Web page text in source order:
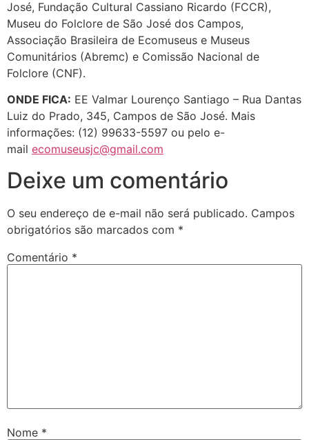
José, Fundação Cultural Cassiano Ricardo (FCCR),
Museu do Folclore de São José dos Campos,
Associação Brasileira de Ecomuseus e Museus
Comunitários (Abremc) e Comissão Nacional de
Folclore (CNF).
ONDE FICA: EE Valmar Lourenço Santiago – Rua Dantas
Luiz do Prado, 345, Campos de São José. Mais
informações: (12) 99633-5597 ou pelo e-
mail ecomuseusjc@gmail.com
Deixe um comentário
O seu endereço de e-mail não será publicado. Campos
obrigatórios são marcados com *
Comentário *
Nome *